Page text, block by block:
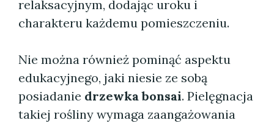
relaksacyjnym, dodając uroku i
charakteru każdemu pomieszczeniu.
Nie można również pominąć aspektu
edukacyjnego, jaki niesie ze sobą
posiadanie drzewka bonsai. Pielęgnacja
takiej rośliny wymaga zaangażowania